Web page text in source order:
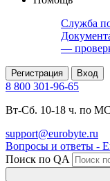
Служба
—
Регистрация Вход
8 800 301-96-65
Вт-Сб. 10-18 ч. по
support@eurobyte.ru
Вопросы и ответы -
Поиск по QA